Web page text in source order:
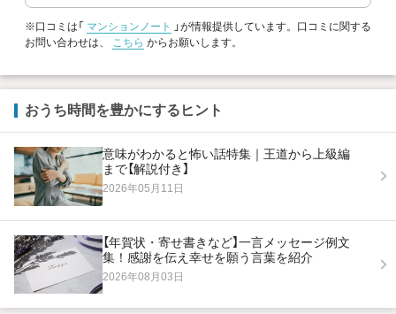
※口コミは「 マンションノート
」が情報提供しています。口コミに関する
お問い合わせは、 こちら からお願いします。
おうち時間を豊かにするヒント
意味がわかると怖い話特集｜王道から上級編
まで【解説付き】
2026年05月11日
【年賀状・寄せ書きなど】一言メッセージ例文
集！感謝を伝え幸せを願う言葉を紹介
2026年08月03日